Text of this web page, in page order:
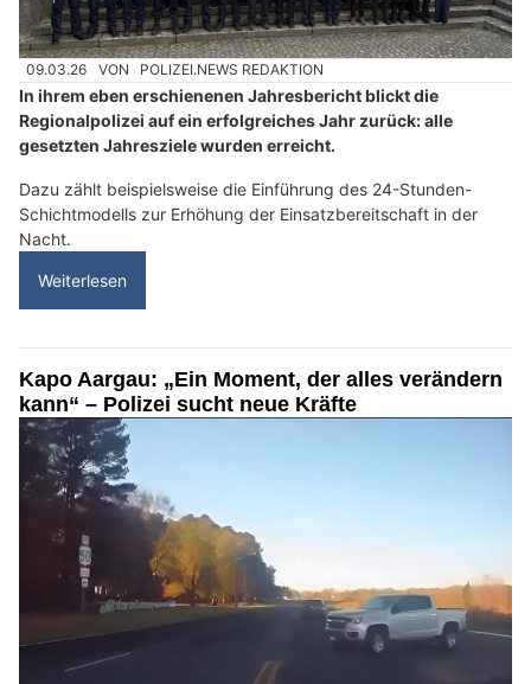
09.03.26 VON POLIZEI.NEWS REDAKTION
In ihrem eben erschienenen Jahresbericht blickt die
Regionalpolizei auf ein erfolgreiches Jahr zurück: alle
gesetzten Jahresziele wurden erreicht.
Dazu zählt beispielsweise die Einführung des 24-Stunden-
Schichtmodells zur Erhöhung der Einsatzbereitschaft in der
Nacht.
Weiterlesen
Kapo Aargau: „Ein Moment, der alles verändern
kann“ – Polizei sucht neue Kräfte